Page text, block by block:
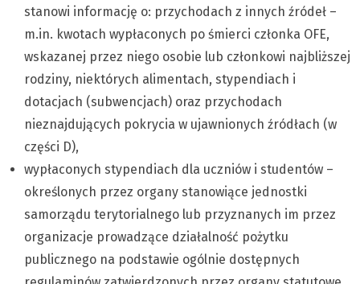
stanowi informację o: przychodach z innych źródeł –
m.in. kwotach wypłaconych po śmierci członka OFE,
wskazanej przez niego osobie lub członkowi najbliższej
rodziny, niektórych alimentach, stypendiach i
dotacjach (subwencjach) oraz przychodach
nieznajdujących pokrycia w ujawnionych źródłach (w
części D),
wypłaconych stypendiach dla uczniów i studentów –
określonych przez organy stanowiące jednostki
samorządu terytorialnego lub przyznanych im przez
organizacje prowadzące działalność pożytku
publicznego na podstawie ogólnie dostępnych